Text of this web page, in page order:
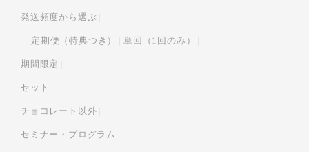
発送頻度から選ぶ
定期便（特典つき） 単回（1回のみ）
期間限定
セット
チョコレート以外
セミナー・プログラム